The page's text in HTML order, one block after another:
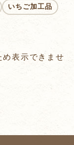
いちご加工品
表示できませ